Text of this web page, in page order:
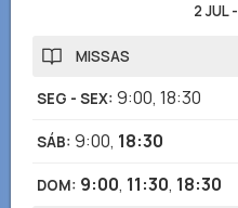
2 JUL-
MISSAS
SEG - SEX: 9:00, 18:30
SÁB: 9:00, 18:30
DOM: 9:00, 11:30, 18:30